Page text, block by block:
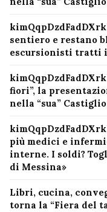
sentiero e restano
escursionisti tratti
fiori”, la
nella “sua”
più medici e
interne. I soldi?
di Messina»
Libri, cucina,
torna la “Fiera del